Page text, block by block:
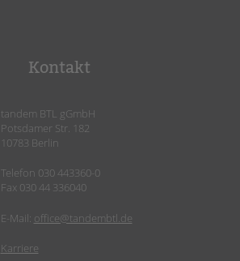
Kontakt
tandem BTL gGmbH
Potsdamer Str. 182
10783 Berlin
Telefon 030 443360-0
Fax 030 44 336040
E-Mail: office@tandembtl.de
Karriere